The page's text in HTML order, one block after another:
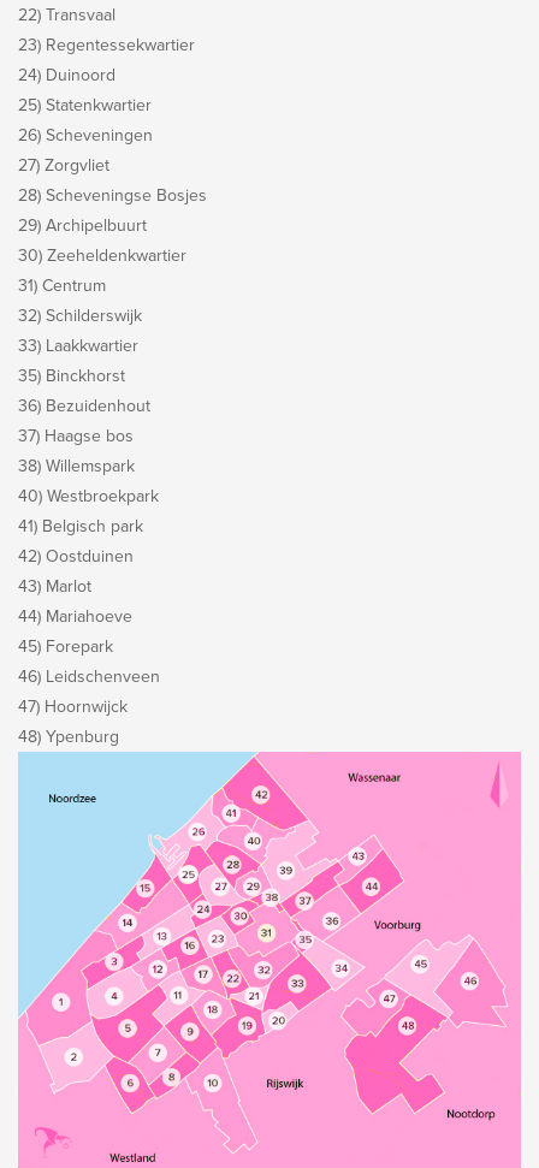
22) Transvaal
23) Regentessekwartier
24) Duinoord
25) Statenkwartier
26) Scheveningen
27) Zorgvliet
28) Scheveningse Bosjes
29) Archipelbuurt
30) Zeeheldenkwartier
31) Centrum
32) Schilderswijk
33) Laakkwartier
35) Binckhorst
36) Bezuidenhout
37) Haagse bos
38) Willemspark
40) Westbroekpark
41) Belgisch park
42) Oostduinen
43) Marlot
44) Mariahoeve
45) Forepark
46) Leidschenveen
47) Hoornwijck
48) Ypenburg